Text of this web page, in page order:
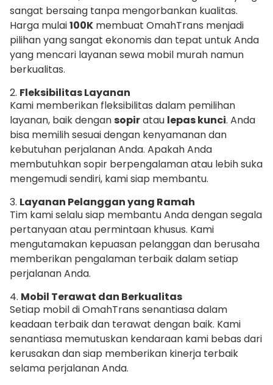
sangat bersaing tanpa mengorbankan kualitas.
Harga mulai100K membuat OmahTrans menjadi
pilihan yang sangat ekonomis dan tepat untuk Anda
yang mencari layanan sewa mobil murah namun
berkualitas.
2. Fleksibilitas Layanan
Kami memberikan fleksibilitas dalam pemilihan
layanan, baik dengansopiratau lepas kunci. Anda
bisa memilih sesuai dengan kenyamanan dan
kebutuhan perjalanan Anda. Apakah Anda
membutuhkan sopir berpengalaman atau lebih suka
mengemudi sendiri, kami siap membantu.
3. Layanan Pelanggan yang Ramah
Tim kami selalu siap membantu Anda dengan segala
pertanyaan atau permintaan khusus. Kami
mengutamakan kepuasan pelanggan dan berusaha
memberikan pengalaman terbaik dalam setiap
perjalanan Anda.
4. Mobil Terawat dan Berkualitas
Setiap mobil di OmahTrans senantiasa dalam
keadaan terbaik dan terawat dengan baik. Kami
senantiasa memutuskan kendaraan kami bebas dari
kerusakan dan siap memberikan kinerja terbaik
selama perjalanan Anda.